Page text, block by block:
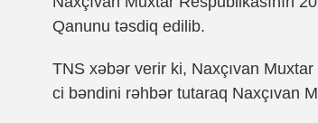
Qanunu təsdiq edilib.
TNS xəbər verir ki, Naxçıvan
ci bəndini rəhbər tutaraq Naxçıvan